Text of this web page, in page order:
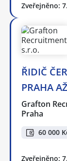
Zveřejněno:
ŘIDIČ
PRAHA
Grafton
Praha
60 000
Zveřejněno: